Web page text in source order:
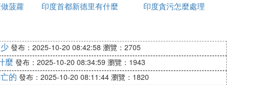
行社的信函和旅遊團名單及印方接待旅行社的邀請函
負責辦理有關業務並代辦簽證。旅遊簽證一般為三個
期。由中國政府指定的旅行社代辦團體旅遊簽證約需
菠蘿
印度首都新德里有什麼
印度貪污怎麼處理
發布：2025-10-20 08:42:58 瀏覽：2705
麼 發布：2025-10-20 08:34:59 瀏覽：1943
的 發布：2025-10-20 08:11:44 瀏覽：1820